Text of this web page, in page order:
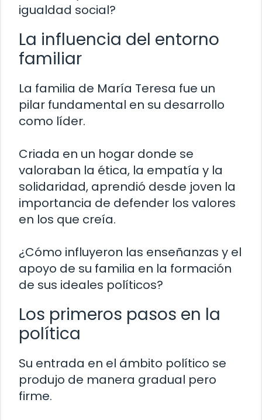
igualdad social?
La influencia del entorno
familiar
La familia de María Teresa fue un
pilar fundamental en su desarrollo
como líder.
Criada en un hogar donde se
valoraban la ética, la empatía y la
solidaridad, aprendió desde joven la
importancia de defender los valores
en los que creía.
¿Cómo influyeron las enseñanzas y el
apoyo de su familia en la formación
de sus ideales políticos?
Los primeros pasos en la
política
Su entrada en el ámbito político se
produjo de manera gradual pero
firme.